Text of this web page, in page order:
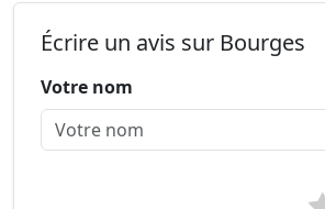
Écrire un avis sur Bourges
Votre nom